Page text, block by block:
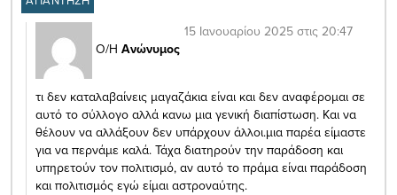
Ο/Η Ανώνυμος
15 Ιανουαρίου 2025 στις 20:47
τι δεν καταλαβαίνεις μαγαζάκια είναι και δεν αναφέρομαι σε
αυτό το σύλλογο αλλά κανω μια γενική διαπίστωση. Και να
θέλουν να αλλάξουν δεν υπάρχουν άλλοι.μια παρέα είμαστε
για να περνάμε καλά. Τάχα διατηρούν την παράδοση και
υπηρετούν τον πολιτισμό, αν αυτό το πράμα είναι παράδοση
και πολιτισμός εγώ είμαι αστροναύτης.